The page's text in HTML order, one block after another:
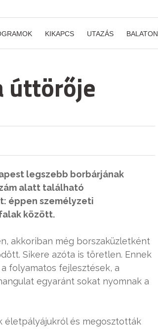
KIKAPCS UTAZÁS BALATON
úttörője
legszebb borbárjának
alatt található
éppen személyzeti
között.
akkoriban még borszaküzletként
Sikere azóta is töretlen. Ennek
folyamatos fejlesztések, a
egyaránt sokat nyomnak a
életpályájukról és megosztották